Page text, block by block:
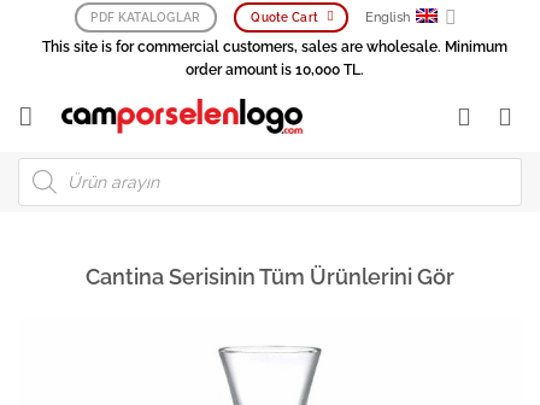
PDF KATALOGLAR Quote Cart English
This site is for commercial customers, sales are wholesale. Minimum
order amount is 10,000 TL.
Products
search
Cantina Serisinin Tüm Ürünlerini Gör